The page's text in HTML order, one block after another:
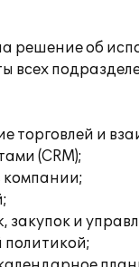
решение об
всех
торговлей и
(CRM);
компании;
и
политикой;